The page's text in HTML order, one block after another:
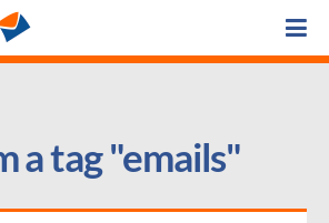
a tag "emails"